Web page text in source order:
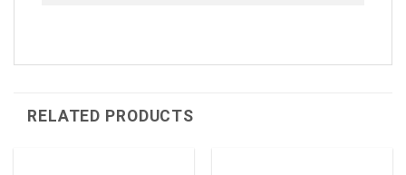
RELATED PRODUCTS